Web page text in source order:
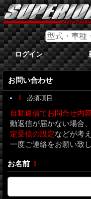
ログイン
お問い合わせ
! : 必須項目
自動返信でお問合せ内
動返信が届かない場合、
定受信の設定などが考
一度ご連絡をお願い致し
お名前 !